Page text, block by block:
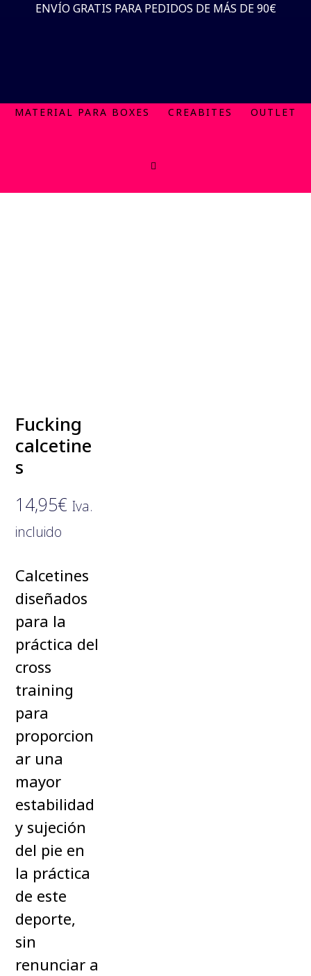
Saltar
Saltar
página
ENVÍO GRATIS PARA PEDIDOS DE MÁS DE 90€
MATERIAL PARA BOXES CREABITES OUTLET
Fucking
calcetine
s
14,95€ Iva.
incluido
Calcetines
diseñados
para la
práctica del
cross
training
para
proporcion
ar una
mayor
estabilidad
y sujeción
del pie en
la práctica
de este
deporte,
sin
renunciar a